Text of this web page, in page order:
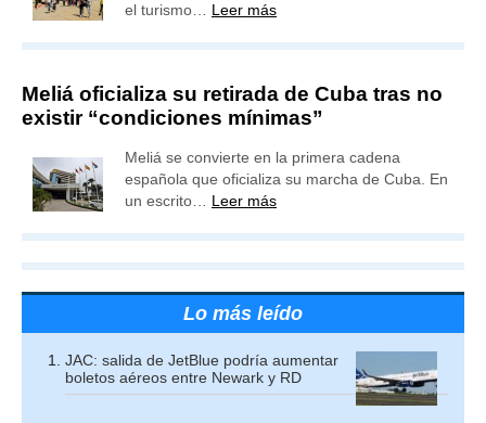
el turismo… Leer más
Meliá oficializa su retirada de Cuba tras no
existir “condiciones mínimas”
Meliá se convierte en la primera cadena
española que oficializa su marcha de Cuba. En
un escrito… Leer más
Lo más leído
JAC: salida de JetBlue podría aumentar
boletos aéreos entre Newark y RD